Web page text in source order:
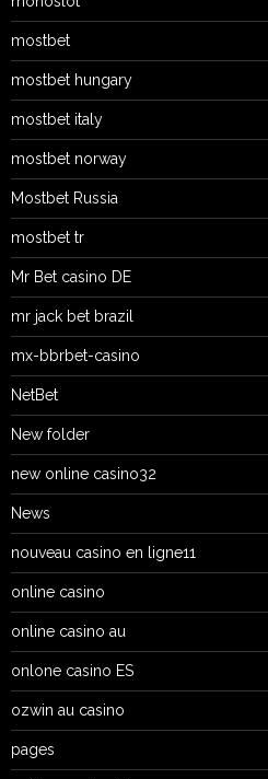
mostbet
mostbet hungary
mostbet italy
mostbet norway
Mostbet Russia
mostbet tr
Mr Bet casino DE
mr jack bet brazil
mx-bbrbet-casino
NetBet
New folder
new online casino32
News
nouveau casino en ligne11
online casino
online casino au
onlone casino ES
ozwin au casino
pages